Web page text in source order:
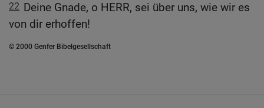
22 Deine Gnade, o HERR, sei über uns, wie wir es
von dir erhoffen!
© 2000 Genfer Bibelgesellschaft